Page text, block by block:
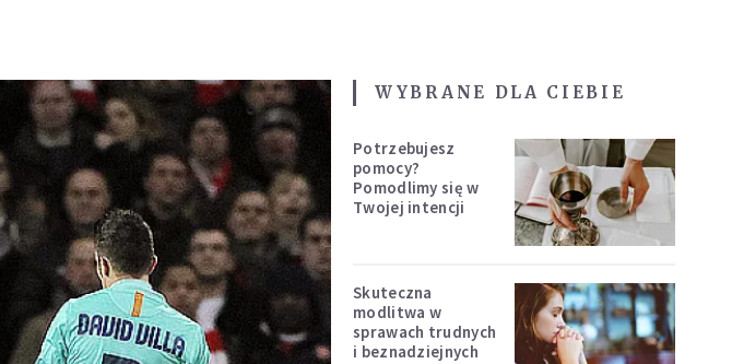
WYBRANE DLA CIEBIE
Potrzebujesz
pomocy?
Pomodlimy się w
Twojej intencji
Skuteczna
modlitwa w
sprawach trudnych
i beznadziejnych